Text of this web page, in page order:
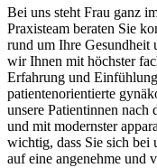
Bei uns steht Frau ganz
Praxisteam beraten Sie
rund um Ihre Gesundheit
wir Ihnen mit höchster
Erfahrung und
patientenorientierte
unsere Patientinnen nach
und mit modernster
wichtig, dass Sie sich
auf eine angenehme und